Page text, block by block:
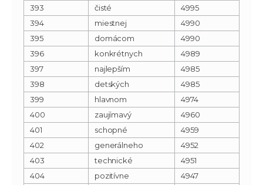
393
čisté
4995
394
miestnej
4990
395
domácom
4990
396
konkrétnych
4989
397
najlepším
4985
398
detských
4985
399
hlavnom
4974
400
zaujímavý
4960
401
schopné
4959
402
generálneho
4952
403
technické
4951
404
pozitívne
4947